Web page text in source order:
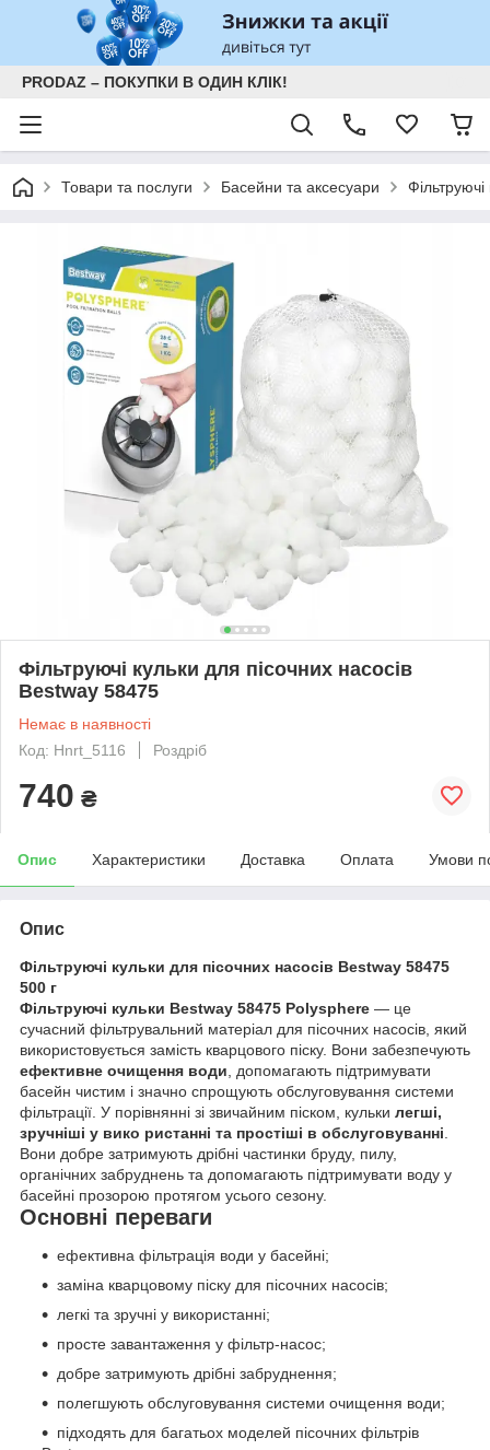
PRODAZ – ПОКУПКИ В ОДИН КЛІК!
Товари та послуги Басейни та аксесуари
Фільтруючі кульки для пісочних насосів
Bestway 58475
Немає в наявності
Код: Hnrt_5116
Роздріб
740 ₴
Опис Характеристики Доставка Оплата Умови
Опис
Фільтруючі кульки для пісочних насосів Bestway 58475
500 г
Фільтруючі кульки Bestway 58475 Polysphere — це
сучасний фільтрувальний матеріал для пісочних насосів, який
використовується замість кварцового піску. Вони забезпечують
ефективне очищення води , допомагають підтримувати
басейн чистим і значно спрощують обслуговування системи
фільтрації. У порівнянні зі звичайним піском, кульки легші,
зручніші у вико ристанні та простіші в обслуговуванні
Вони добре затримують дрібні частинки бруду, пилу,
органічних забруднень та допомагають підтримувати воду у
басейні прозорою протягом усього сезону.
Основні переваги
ефективна фільтрація води у басейні;
заміна кварцовому піску для пісочних насосів;
легкі та зручні у використанні;
просте завантаження у фільтр-насос;
добре затримують дрібні забруднення;
полегшують обслуговування системи очищення води;
підходять для багатьох моделей пісочних фільтрів